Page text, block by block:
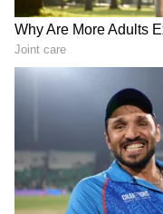
ವಾತಾವರಣವಿತ್ತು.
ಆರಂಭದಲ್ಲಿ ನಟನಾ
ವಯಸ್ಸಿನಲ್ಲಿ